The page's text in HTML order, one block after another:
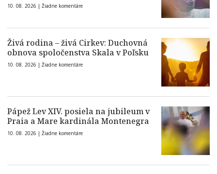
10. 08. 2026 | Žiadne komentáre
Živá rodina – živá Cirkev: Duchovná
obnova spoločenstva Skala v Poľsku
10. 08. 2026 | Žiadne komentáre
Pápež Lev XIV. posiela na jubileum v
Praia a Mare kardinála Montenegra
10. 08. 2026 | Žiadne komentáre